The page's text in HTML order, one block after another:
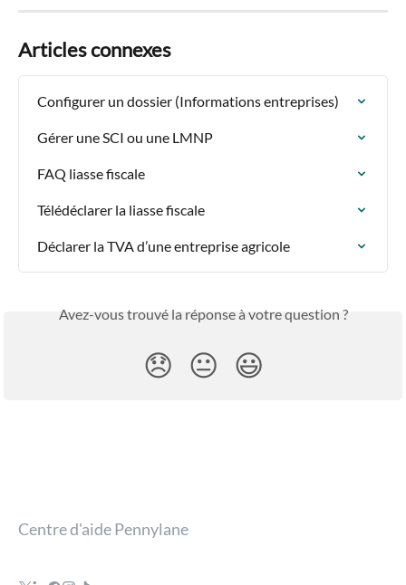
Articles connexes
Configurer un dossier (Informations entreprises)
Gérer une SCI ou une LMNP
FAQ liasse fiscale
Télédéclarer la liasse fiscale
Déclarer la TVA d’une entreprise agricole
Avez-vous trouvé la réponse à votre question ?
😞 😐 😃
Centre d'aide Pennylane